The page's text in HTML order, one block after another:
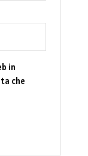
in
che